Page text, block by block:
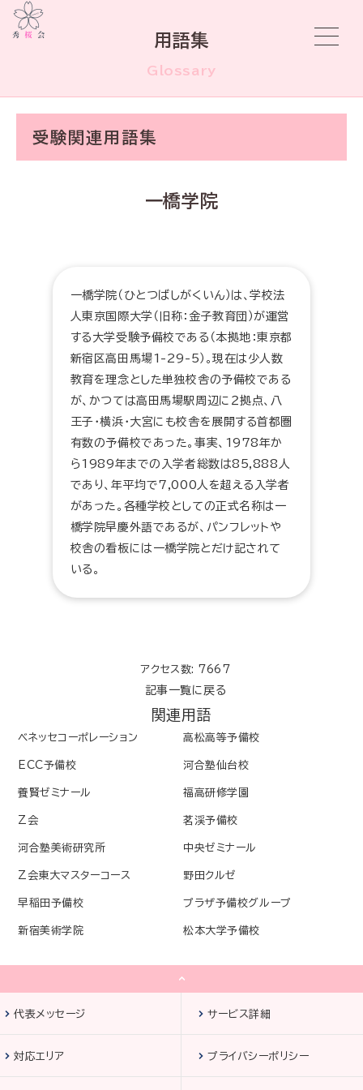
用語集
Glossary
受験関連用語集
一橋学院
一橋学院（ひとつばしがくいん）は、学校法
人東京国際大学（旧称：金子教育団）が運営
する大学受験予備校である（本拠地：東京都
新宿区高田馬場1-29-5）。現在は少人数
教育を理念とした単独校舎の予備校である
が、かつては高田馬場駅周辺に２拠点、八
王子・横浜・大宮にも校舎を展開する首都圏
有数の予備校であった。事実、1978年か
ら1989年までの入学者総数は85,888人
であり、年平均で7,000人を超える入学者
があった。各種学校としての正式名称は一
橋学院早慶外語であるが、パンフレットや
校舎の看板には一橋学院とだけ記されて
いる。
アクセス数: 7667
記事一覧に戻る
関連用語
ベネッセコーポレーション 高松高等予備校
ECC予備校 河合塾仙台校
養賢ゼミナール 福高研修学園
Z会 茗渓予備校
河合塾美術研究所 中央ゼミナール
Z会東大マスターコース 野田クルゼ
早稲田予備校 プラザ予備校グループ
新宿美術学院 松本大学予備校
代表メッセージ サービス詳細
対応エリア プライバシーポリシー